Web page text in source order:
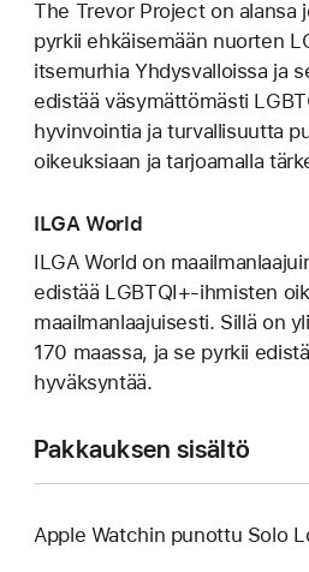
The Trevor Project on alansa
pyrkii ehkäisemään nuorten
itsemurhia Yhdysvalloissa ja
edistää väsymättömästi
hyvinvointia ja turvallisuutta
oikeuksiaan ja tarjoamalla
ILGA World
ILGA World on
edistää LGBTQI+-ihmisten
maailmanlaajuisesti. Sillä on
170 maassa, ja se pyrkii
hyväksyntää.
Pakkauksen sisältö
Apple Watchin punottu Solo